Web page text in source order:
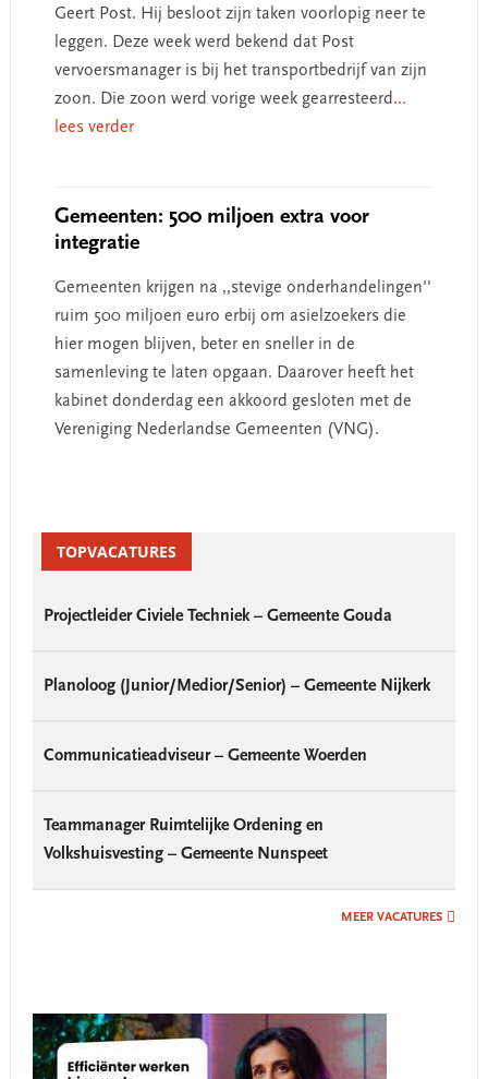
Geert Post. Hij besloot zijn taken voorlopig neer te
leggen. Deze week werd bekend dat Post
vervoersmanager is bij het transportbedrijf van zijn
zoon. Die zoon werd vorige week gearresteerd ...
lees verder
Gemeenten: 500 miljoen extra voor
integratie
Gemeenten krijgen na ,,stevige onderhandelingen''
ruim 500 miljoen euro erbij om asielzoekers die
hier mogen blijven, beter en sneller in de
samenleving te laten opgaan. Daarover heeft het
kabinet donderdag een akkoord gesloten met de
Vereniging Nederlandse Gemeenten (VNG).
SidebarTOPVACATURES
Projectleider Civiele Techniek – Gemeente Gouda
Planoloog (Junior/Medior/Senior) – Gemeente Nijkerk
Communicatieadviseur – Gemeente Woerden
Teammanager Ruimtelijke Ordening en
Volkshuisvesting – Gemeente Nunspeet
MEER VACATURES